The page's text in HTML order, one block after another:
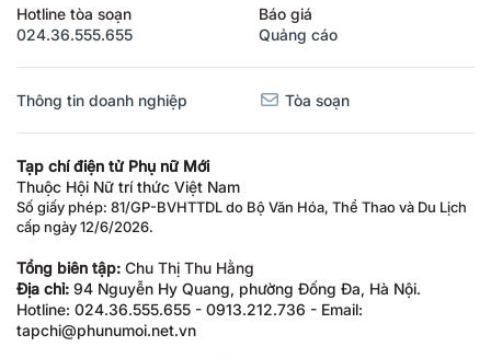
Hotline tòa soạn
024.36.555.655
Báo giá
Quảng cáo
Thông tin doanh nghiệp Tòa soạn
Tạp chí điện tử Phụ nữ Mới
Thuộc Hội Nữ trí thức Việt Nam
Số giấy phép: 81/GP-BVHTTDL do Bộ Văn Hóa, Thể Thao và Du Lịch
cấp ngày 12/6/2026.
Tổng biên tập: Chu Thị Thu Hằng
Địa chỉ: 94 Nguyễn Hy Quang, phường Đống Đa, Hà Nội.
Hotline: 024.36.555.655 - 0913.212.736 - Email:
tapchi@phunumoi.net.vn